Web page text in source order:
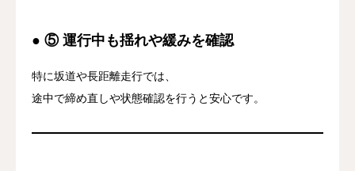
● ⑤ 運行中も揺れや緩みを確認
特に坂道や長距離走行では、
途中で締め直しや状態確認を行うと安心です。